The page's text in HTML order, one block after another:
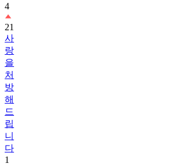
4
21
사
랑
을
처
방
해
드
립
니
다
1